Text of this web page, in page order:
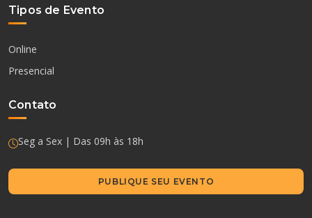
Tipos de Evento
Online
Presencial
Contato
Seg a Sex | Das 09h às 18h
PUBLIQUE SEU EVENTO